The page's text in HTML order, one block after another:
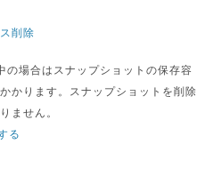
削除
の場合はスナップショットの保存容
かります。スナップショットを削除
ません。
る